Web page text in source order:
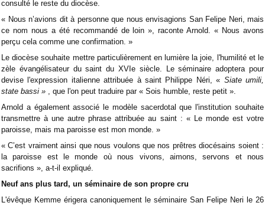
consulté le reste du diocèse.
« Nous n’avions dit à personne que nous envisagions San Felipe Neri, mais
ce nom nous a été recommandé de loin », raconte Arnold. « Nous avons
perçu cela comme une confirmation. »
Le diocèse souhaite mettre particulièrement en lumière la joie, l'humilité et le
zèle évangélisateur du saint du XVIe siècle. Le séminaire adoptera pour
devise l'expression italienne attribuée à saint Philippe Néri, « Siate umili,
state bassi » , que l'on peut traduire par « Sois humble, reste petit ».
Arnold a également associé le modèle sacerdotal que l'institution souhaite
transmettre à une autre phrase attribuée au saint : « Le monde est votre
paroisse, mais ma paroisse est mon monde. »
« C’est vraiment ainsi que nous voulons que nos prêtres diocésains soient :
la paroisse est le monde où nous vivons, aimons, servons et nous
sacrifions », a-t-il expliqué.
Neuf ans plus tard, un séminaire de son propre cru
L'évêque Kemme érigera canoniquement le séminaire San Felipe Neri le 26